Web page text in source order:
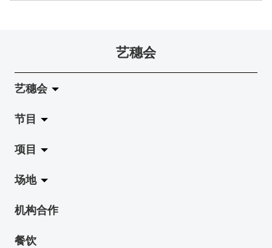
艺穗会
艺穗会
关于艺穗会
艺穗会的演化
使命与宗旨
艺穗会架构
档案库
节目
拉阔
展览
演出
活动
项目
Jazz-Go-Central, Jazz-Go-Fringe
LPL
2015-16 艺术场地资助计划
场地
陈丽玲划廊
奶库
机构合作
餐饮